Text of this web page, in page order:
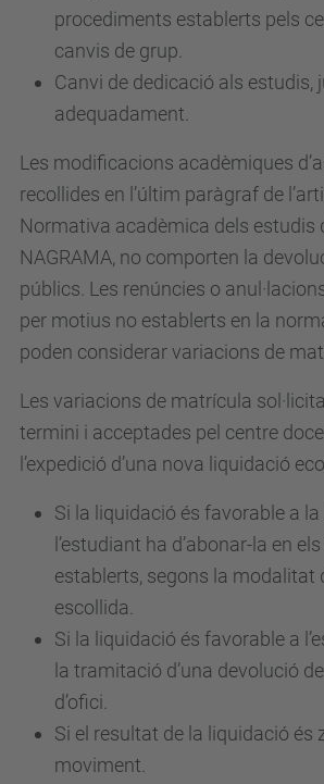
procediments establerts pels
canvis de grup.
Canvi de dedicació als estudis,
adequadament.
Les modificacions acadèmiques
recollides en l’últim paràgraf de
Normativa acadèmica dels estudis
NAGRAMA, no comporten la
públics. Les renúncies o
per motius no establerts en la
poden considerar variacions de
Les variacions de matrícula
termini i acceptades pel centre
l’expedició d’una nova liquidació
Si la liquidació és favorable a
l’estudiant ha d’abonar-la en
establerts, segons la modalitat
escollida.
Si la liquidació és favorable a
la tramitació d’una devolució
d’ofici.
Si el resultat de la liquidació és
moviment.